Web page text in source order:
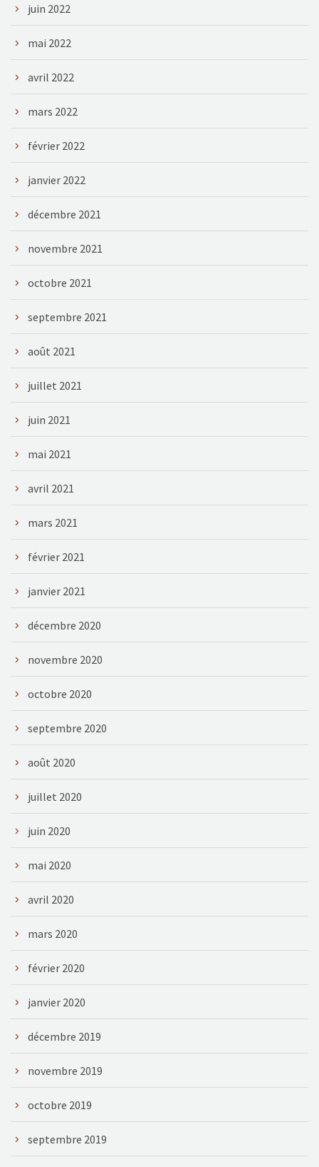
juin 2022
mai 2022
avril 2022
mars 2022
février 2022
janvier 2022
décembre 2021
novembre 2021
octobre 2021
septembre 2021
août 2021
juillet 2021
juin 2021
mai 2021
avril 2021
mars 2021
février 2021
janvier 2021
décembre 2020
novembre 2020
octobre 2020
septembre 2020
août 2020
juillet 2020
juin 2020
mai 2020
avril 2020
mars 2020
février 2020
janvier 2020
décembre 2019
novembre 2019
octobre 2019
septembre 2019